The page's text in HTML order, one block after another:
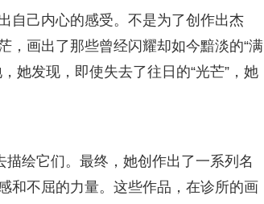
自己内心的感受。不是为了创作出杰
，画出了那些曾经闪耀却如今黯淡的“满
她发现，即使失去了往日的“光芒”，她
绘它们。最终，她创作出了一系列名
和不屈的力量。这些作品，在诊所的画